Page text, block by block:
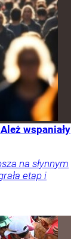
wspaniały
na słynnym
etap i